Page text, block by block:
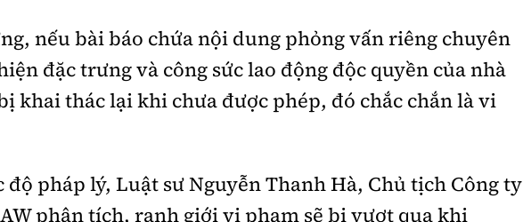
nếu bài báo chứa nội dung phỏng vấn riêng chuyên
đặc trưng và công sức lao động độc quyền của nhà
khai thác lại khi chưa được phép, đó chắc chắn là vi
độ pháp lý, Luật sư Nguyễn Thanh Hà, Chủ tịch Công ty
phân tích, ranh giới vi phạm sẽ bị vượt qua khi